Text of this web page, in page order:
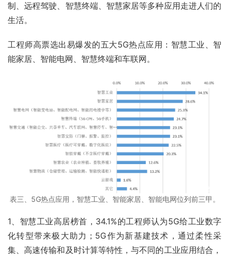
制、远程驾驶、智慧终端、智慧家居等多种应用走进人们的
生活。
工程师高票选出易爆发的五大5G热点应用：智慧工业、智
能家居、智能电网、智慧终端和车联网。
表三、5G热点应用，智慧工业、智能家居、智能电网位列前三甲。
1、智慧工业高居榜首，34.1%的工程师认为5G给工业数字
化转型带来极大助力；5G作为新基建技术，通过柔性采
集、高速传输和及时计算等特性，与不同的工业应用结合，